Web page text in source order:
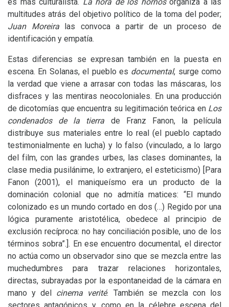
multitudes atrás del objetivo político de la toma del poder;
Juan Moreira las convoca a partir de un proceso de
identificación y empatía.
Estas diferencias se expresan también en la puesta en
escena. En Solanas, el pueblo es documental, surge como
la verdad que viene a arrasar con todas las máscaras, los
disfraces y las mentiras neocoloniales. En una producción
de dicotomías que encuentra su legitimación teórica en Los
condenados de la tierra de Franz Fanon, la película
distribuye sus materiales entre lo real (el pueblo captado
testimonialmente en lucha) y lo falso (vinculado, a lo largo
del film, con las grandes urbes, las clases dominantes, la
clase media pusilánime, lo extranjero, el esteticismo) [Para
Fanon (2001), el maniqueísmo era un producto de la
dominación colonial que no admitía matices: “El mundo
colonizado es un mundo cortado en dos (…) Regido por una
lógica puramente aristotélica, obedece al principio de
exclusión recíproca: no hay conciliación posible, uno de los
términos sobra”.]. En ese encuentro documental, el director
no actúa como un observador sino que se mezcla entre las
muchedumbres para trazar relaciones horizontales,
directas, subrayadas por la espontaneidad de la cámara en
mano y del cinema verité. También se mezcla con los